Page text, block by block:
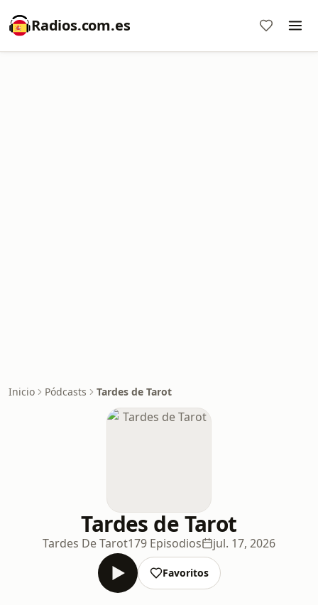
Radios.com.es
Inicio Pódcasts Tardes de Tarot
Tardes de Tarot
Tardes De Tarot179 Episodios jul. 17, 2026
Favoritos